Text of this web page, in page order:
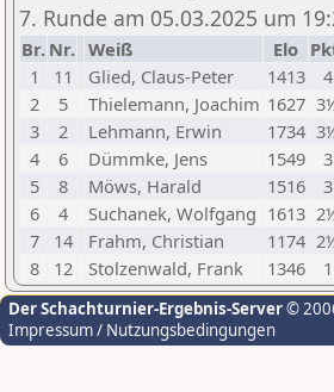
7. Runde am 05.03.2025 um
Br. Nr. Weiß Elo
1
11 Glied, Claus-Peter 1413 4
2
5 Thielemann, Joachim 1627
3
2 Lehmann, Erwin 1734
4
6 Dümmke, Jens 1549 3
5
8 Möws, Harald 1516 3
6
4 Suchanek, Wolfgang 1613
7
14 Frahm, Christian 1174
8
12 Stolzenwald, Frank 1346 1
Der Schachturnier-Ergebnis-Server©
Impressum / Nutzungsbedingungen